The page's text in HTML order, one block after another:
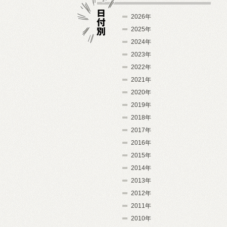
2026年
2025年
2024年
2023年
2022年
2021年
2020年
2019年
2018年
2017年
2016年
2015年
2014年
2013年
2012年
2011年
2010年